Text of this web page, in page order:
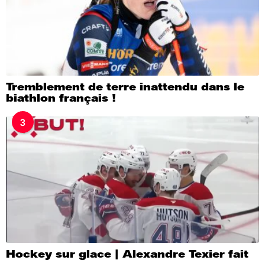
Tremblement de terre inattendu dans le
biathlon français !
3
Hockey sur glace | Alexandre Texier fait